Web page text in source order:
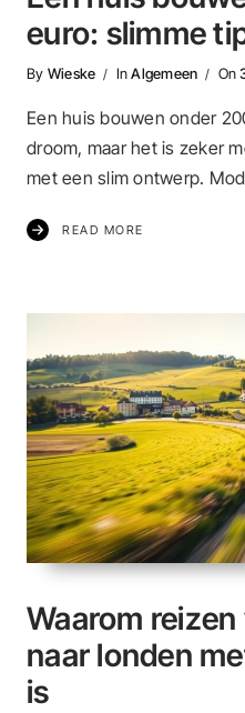
euro: slimme
By Wieske InAlgemeen On
Een huis bouwen onder
droom, maar het is zeker
met een slim ontwerp.
READ MORE
Waarom
naar londen
is